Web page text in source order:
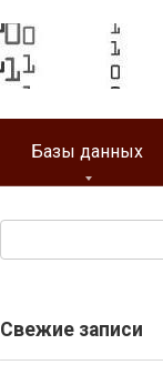
Базы данных
Свежие записи